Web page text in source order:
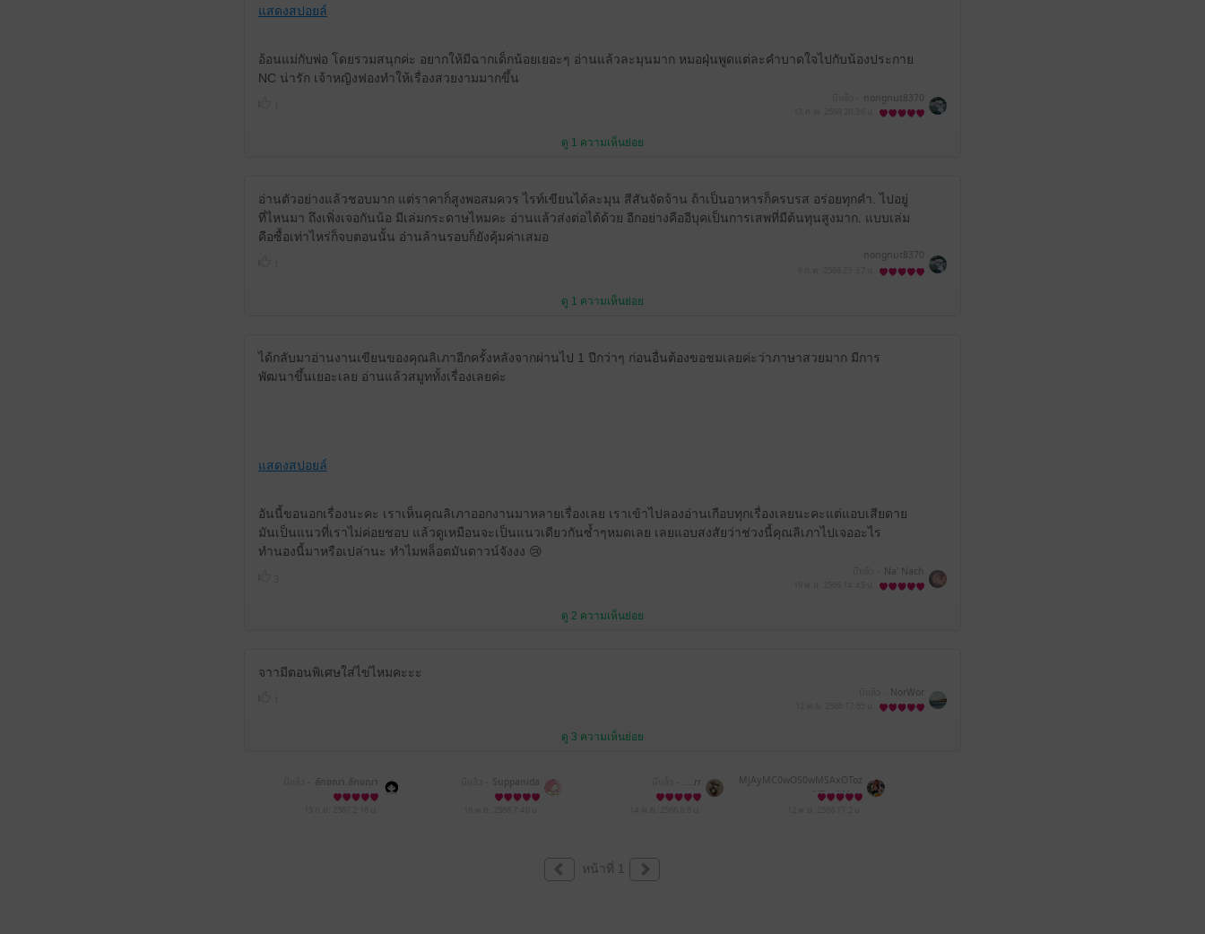
แสดงสปอยล์
อ้อนแม่กับพ่อ โดยรวมสนุกค่ะ อยากให้มีฉากเด็กน้อยเยอะๆ อ่านแล้วละมุนมาก หมอฝุ่นพูดแต่ละคำบาดใจไปกับน้องประกาย
NC น่ารัก เจ้าหญิงฟองทำให้เรื่องสวยงามมากขึ้น
nongnut8370
ดู 1 ความเห็นย่อย
อ่านตัวอย่างแล้วชอบมาก แต่ราคาก็สูงพอสมควร ไรท์เขียนได้ละมุน สีสันจัดจ้าน ถ้าเป็นอาหารก็ครบรส อร่อยทุกคำ. ไปอยู่
ที่ไหนมา ถึงเพิ่งเจอกันน้อ มีเล่มกระดาษไหมคะ อ่านแล้วส่งต่อได้ด้วย อีกอย่างคืออีบุคเป็นการเสพที่มีต้นทุนสูงมาก. แบบเล่ม
คือซื้อเท่าไหร่ก็จบตอนนั้น อ่านล้านรอบก็ยังคุ้มค่าเสมอ
nongnut8370
ดู 1 ความเห็นย่อย
ได้กลับมาอ่านงานเขียนของคุณลิเภาอีกครั้งหลังจากผ่านไป 1 ปีกว่าๆ ก่อนอื่นต้องขอชมเลยค่ะว่าภาษาสวยมาก มีการ
พัฒนาขึ้นเยอะเลย อ่านแล้วสมูททั้งเรื่องเลยค่ะ
แสดงสปอยล์
อันนี้ขอนอกเรื่องนะคะ เราเห็นคุณลิเภาออกงานมาหลายเรื่องเลย เราเข้าไปลองอ่านเกือบทุกเรื่องเลยนะคะแต่แอบเสียดาย
มันเป็นแนวที่เราไม่ค่อยชอบ แล้วดูเหมือนจะเป็นแนวเดียวกันซ้ำๆหมดเลย เลยแอบสงสัยว่าช่วงนี้คุณลิเภาไปเจออะไร
ทำนองนี้มาหรือเปล่านะ ทำไมพล็อตมันดาวน์จังงง 😢
Na' Nach
ดู 2 ความเห็นย่อย
จาามีตอนพิเศษใส่ไข่ไหมคะะะ
NorWor
ดู 3 ความเห็นย่อย
ลักขณา.ลักขณา Suppanida ....rr
MjAyMC0wOS0wMSAxOToz
NTowMA==
หน้าที่ 1